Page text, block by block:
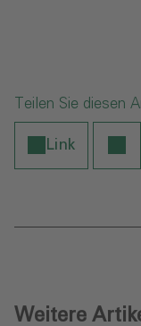
Teilen Sie diesen
Link
Weitere